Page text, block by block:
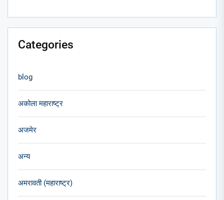
Categories
blog
अकोला महाराष्ट्र
अजमेर
अन्य
अमरावती (महाराष्ट्र)